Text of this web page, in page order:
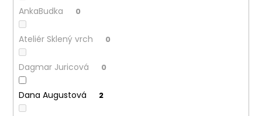
AnkaBudka 0
Ateliér Sklený vrch 0
Dagmar Juricová 0
Dana Augustová 2